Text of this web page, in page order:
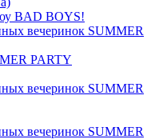
BAD BOYS!
вечеринок SUMMER
PARTY
вечеринок SUMMER
вечеринок SUMMER